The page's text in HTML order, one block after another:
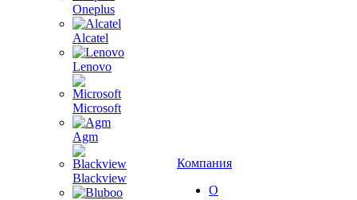
Oneplus
Alcatel
Lenovo
Microsoft
Agm
Blackview
Компания
О